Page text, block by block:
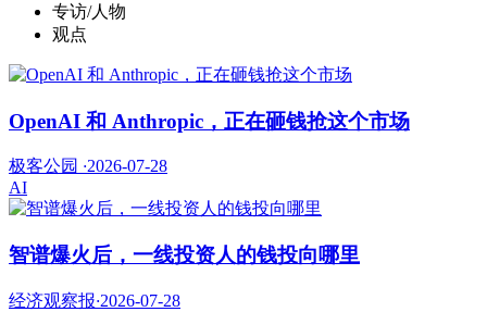
专访/人物
观点
OpenAI 和 Anthropic，正在砸钱抢这个市场
极客公园 ·2026-07-28
AI
智谱爆火后，一线投资人的钱投向哪里
经济观察报·2026-07-28